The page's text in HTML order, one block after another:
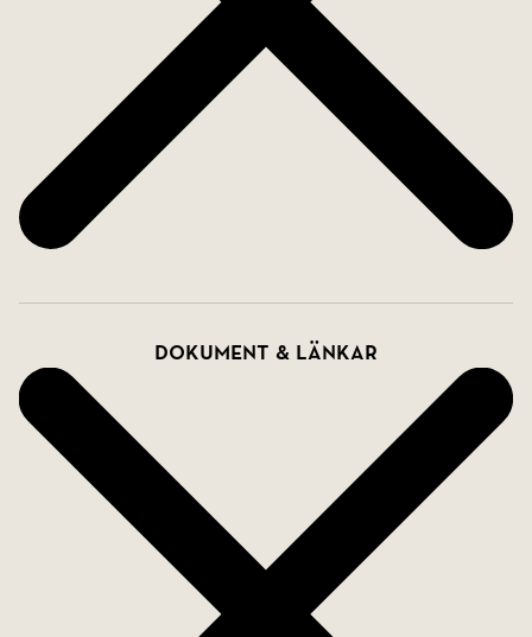
Dokument & länkar